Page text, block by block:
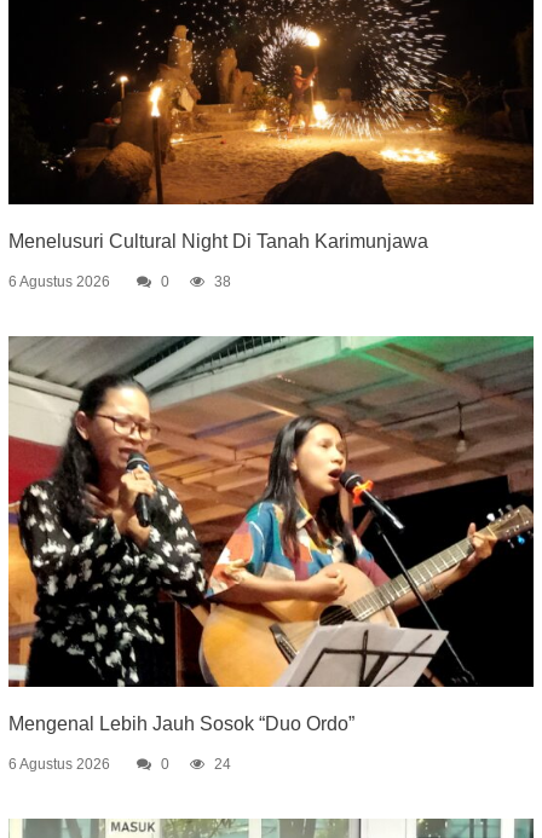
Menelusuri Cultural Night Di Tanah Karimunjawa
6 Agustus 2026 0 38
Mengenal Lebih Jauh Sosok “Duo Ordo”
6 Agustus 2026 0 24